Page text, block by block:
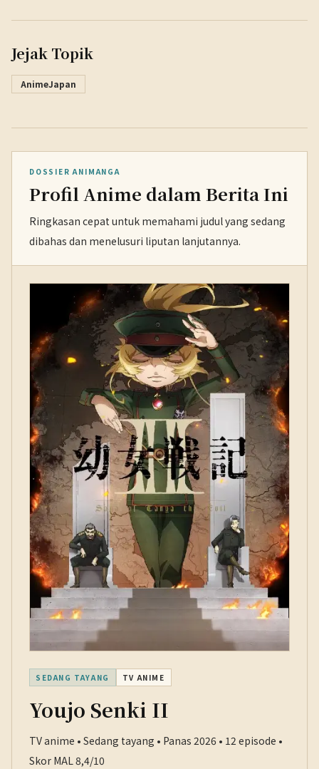
Jejak Topik
AnimeJapan
DOSSIER ANIMANGA
Profil Anime dalam Berita Ini
Ringkasan cepat untuk memahami judul yang sedang
dibahas dan menelusuri liputan lanjutannya.
SEDANG TAYANG TV ANIME
Youjo Senki II
TV anime • Sedang tayang • Panas 2026 • 12 episode •
Skor MAL 8,4/10